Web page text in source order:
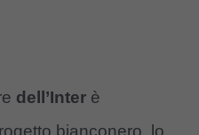
dell’Inter è
bianconero, lo